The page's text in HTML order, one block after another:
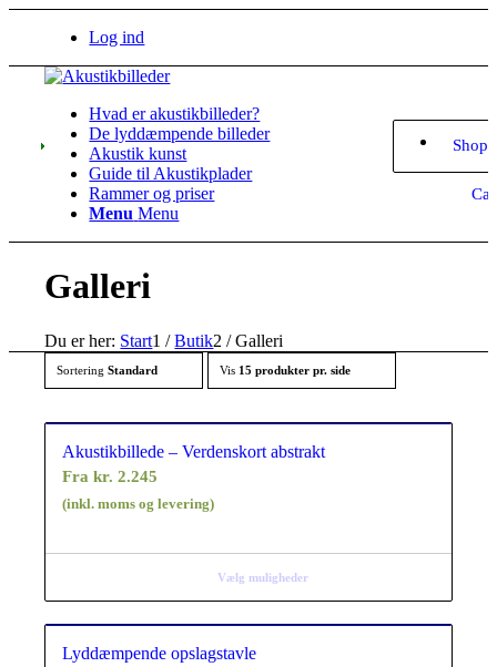
Log ind
Hvad er akustikbilleder?
De lyddæmpende billeder
Akustik kunst
Guide til Akustikplader
Rammer og priser
Menu Menu
Galleri
Du er her: Start1 / Butik2 / Galleri
SorteringStandard Vis 15 produkter pr. side
Akustikbillede – Verdenskort abstrakt
Frakr. 2.245
(inkl. moms og levering)
Vælg muligheder
Lyddæmpende opslagstavle